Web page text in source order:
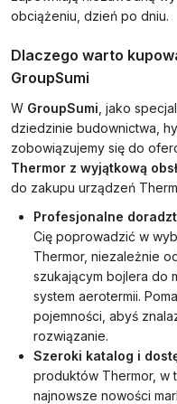
obciążeniu, dzień po dniu.
Dlaczego warto
GroupSumi
W GroupSumi , jako
dziedzinie budownictwa,
zobowiązujemy się do
Thermor z wyjątkową
do zakupu urządzeń
Profesjonalne
Cię poprowadzić w
Thermor, niezależnie
szukającym bojlera do
system aerotermii.
pojemności, abyś
rozwiązanie.
Szeroki katalog i
produktów Thermor, w
najnowsze nowości